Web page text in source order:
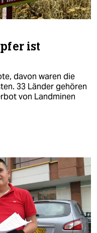
ist
davon waren die
33 Länder gehören
von Landminen